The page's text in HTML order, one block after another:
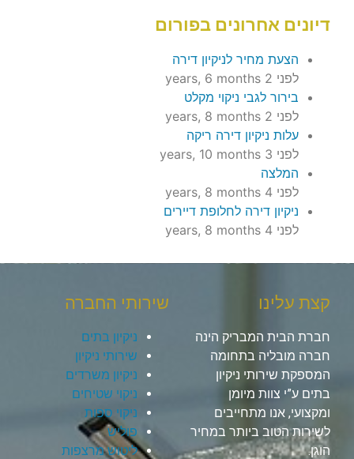
דיונים אחרונים בפורום
הצעת מחיר לניקיון דירה
לפני 2 years, 6 months
בירור לגבי ניקוי מקלט
לפני 2 years, 8 months
עלות ניקיון דירה ריקה
לפני 3 years, 10 months
המלצה
לפני 4 years, 8 months
ניקיון דירה לחלופת דיירים
לפני 4 years, 8 months
קצת עלינו
חברת הבית המבריק הינה
חברה מובליה בתחומה
המספקת שירותי ניקיון
בתים ע”י צוות מיומן
ומקצועי, אנו מתחייבים
לשירות הטוב ביותר במחיר
הוגן.
שירותי החברה
ניקיון בתים
שירותי ניקיון
ניקיון משרדים
ניקוי שטיחים
ניקוי ספות
פוליש
ליטוש מרצפות